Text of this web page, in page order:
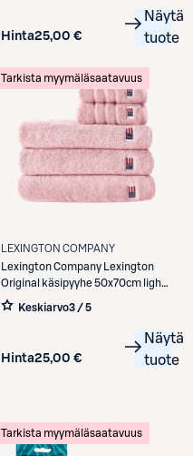
Hinta25,00 €
Näytä
tuote
Tarkista myymäläsaatavuus
LEXINGTON COMPANY
Lexington Company
Lexington
Original käsipyyhe 50x70cm light
rose
Keskiarvo3 / 5
Hinta25,00 €
Näytä
tuote
Tarkista myymäläsaatavuus